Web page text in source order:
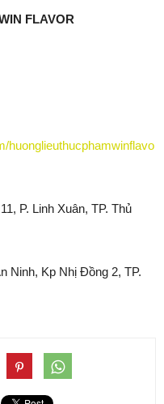
FLAVOR
huonglieuthucphamwinflavo
P. Linh Xuân, TP. Thủ
Ninh, Kp Nhị Đồng 2, TP.